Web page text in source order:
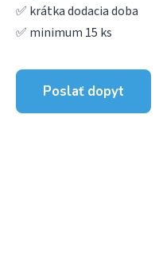
✅ krátka dodacia doba
✅ minimum 15 ks
Poslať dopyt